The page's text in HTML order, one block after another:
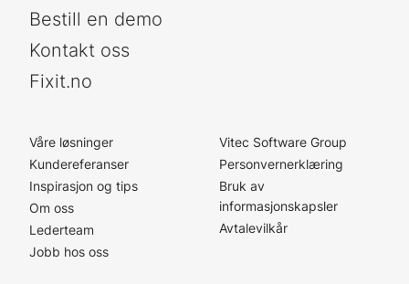
Bestill en demo
Kontakt oss
Fixit.no
Våre løsninger
Kundereferanser
Inspirasjon og tips
Om oss
Lederteam
Jobb hos oss
Vitec Software Group
Personvernerklæring
Bruk av
informasjonskapsler
Avtalevilkår